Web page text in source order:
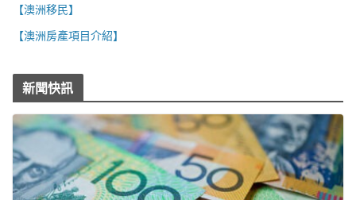
【澳洲移民】
【澳洲房產項目介紹】
新聞快訊